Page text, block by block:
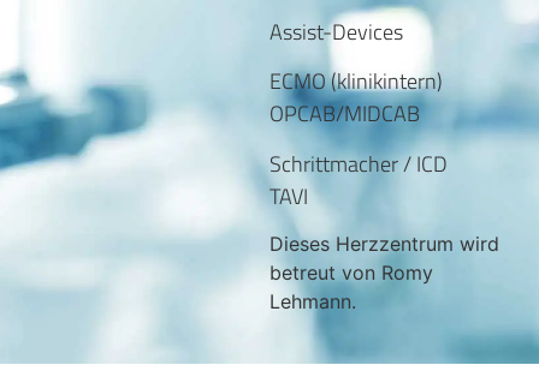
Assist-Devices
ECMO (klinikintern)
OPCAB/MIDCAB
Schrittmacher / ICD
TAVI
Dieses Herzzentrum wird
betreut von Romy
Lehmann.